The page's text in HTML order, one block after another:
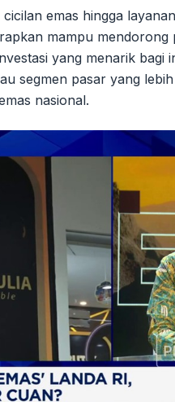
emas hingga
mampu
yang menarik bagi
segmen pasar yang
nasional.